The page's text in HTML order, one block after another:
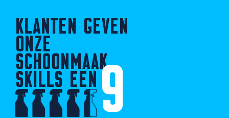
KLANTEN GEVEN
ONZE
SCHOONMAAK
SKILLS EEN 9